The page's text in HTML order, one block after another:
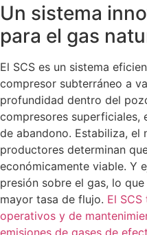
Un sistema
para el gas
El SCS es un sistema
compresor subterráneo a
profundidad dentro del
compresores superficiales,
de abandono. Estabiliza, el
productores determinan
económicamente viable. Y
presión sobre el gas, lo
mayor tasa de flujo. El
operativos y de
emisiones de gases de